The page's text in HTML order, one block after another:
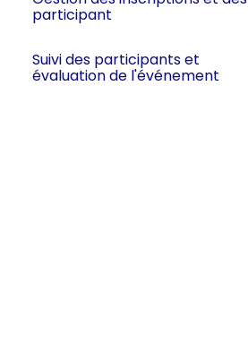
participant
Suivi des participants et
évaluation de l'événement